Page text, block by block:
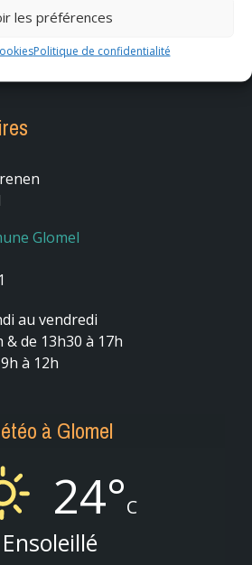
les préférences
Politique de confidentialité
Glomel
au vendredi
& de 13h30 à 17h
à 12h
à Glomel
24°C
Ensoleillé